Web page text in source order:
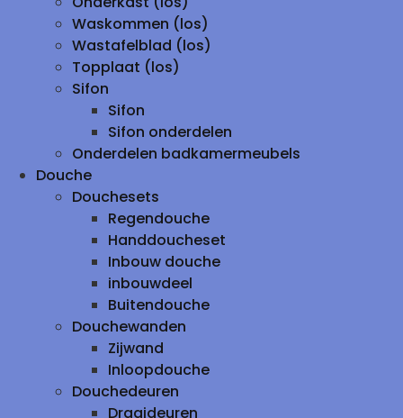
Waskommen (los)
Wastafelblad (los)
Topplaat (los)
Sifon
Sifon
Sifon onderdelen
Onderdelen badkamermeubels
Douche
Douchesets
Regendouche
Handdoucheset
Inbouw douche
inbouwdeel
Buitendouche
Douchewanden
Zijwand
Inloopdouche
Douchedeuren
Draaideuren